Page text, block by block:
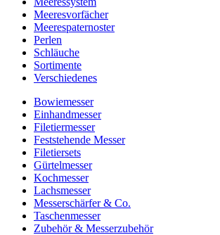
Meeresvorfächer
Meerespaternoster
Perlen
Schläuche
Sortimente
Verschiedenes
Bowiemesser
Einhandmesser
Filetiermesser
Feststehende Messer
Filetiersets
Gürtelmesser
Kochmesser
Lachsmesser
Messerschärfer & Co.
Taschenmesser
Zubehör & Messerzubehör